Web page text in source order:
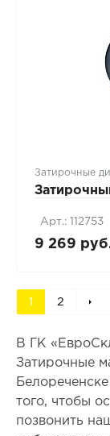
Затирочные
Арт.: 112753
9 269
1 2
В ГК
Затирочные
того, чтобы
позвонить